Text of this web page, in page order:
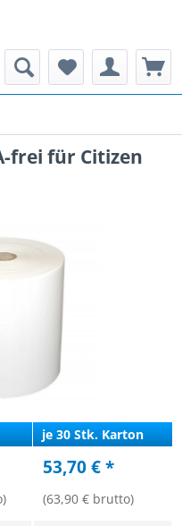
frei für Citizen
je 30 Stk. Karton
53,70 € *
(63,90 € brutto)